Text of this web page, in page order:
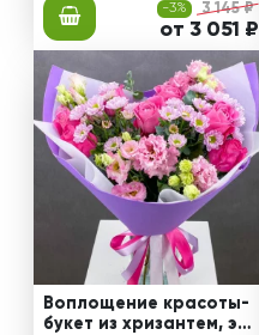
-3% 3 145 ₽
от 3 051 ₽
Воплощение красоты-
букет из хризантем, эус